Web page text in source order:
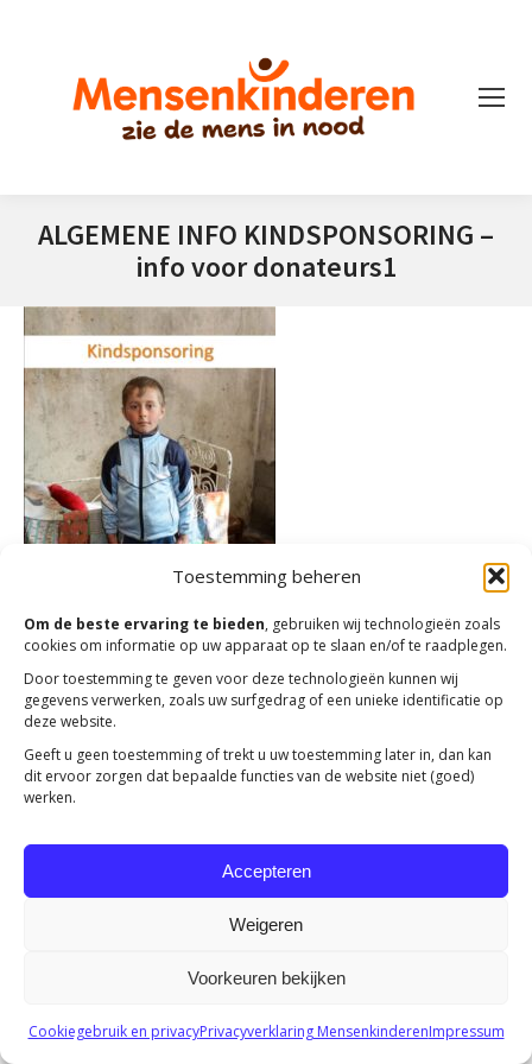
Toestemming beheren
Om de beste ervaring te bieden, gebruiken wij technologieën zoals
cookies om informatie op uw apparaat op te slaan en/of te raadplegen.
Door toestemming te geven voor deze technologieën kunnen wij
gegevens verwerken, zoals uw surfgedrag of een unieke identificatie op
deze website.
Geeft u geen toestemming of trekt u uw toestemming later in, dan kan
dit ervoor zorgen dat bepaalde functies van de website niet (goed)
werken.
Accepteren
Weigeren
Voorkeuren bekijken
Cookiegebruik en privacyPrivacyverklaring MensenkinderenImpressum
ALGEMENE INFO KINDSPONSORING –
info voor donateurs1
Copyright 2023 -Mensenkinderen